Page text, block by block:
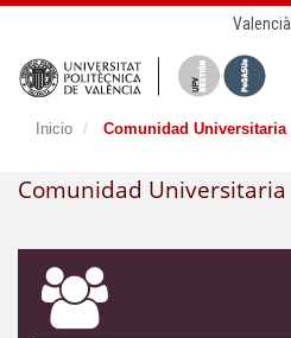
Valencià
Inicio Comunidad Universitaria
Comunidad Universitaria